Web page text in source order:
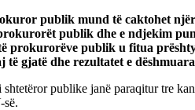
publik mund të caktohet
publik dhe e ndjekim
prokurorëve publik u fitua
të gjatë dhe rezultatet e
publike janë paraqitur tre